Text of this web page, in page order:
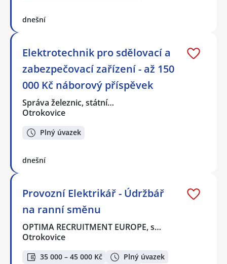
dnešní
Elektrotechnik pro sdělovací a
zabezpečovací zařízení - až 150
000 Kč náborový příspěvek
Správa železnic, státní…
Otrokovice
Plný úvazek
dnešní
Provozní Elektrikář - Údržbář
na ranní směnu
OPTIMA RECRUITMENT EUROPE, s…
Otrokovice
35 000 – 45 000 Kč
Plný úvazek